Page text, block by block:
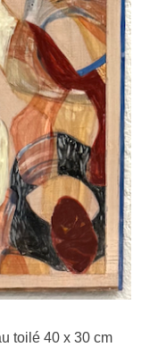
toilé 40 x 30 cm